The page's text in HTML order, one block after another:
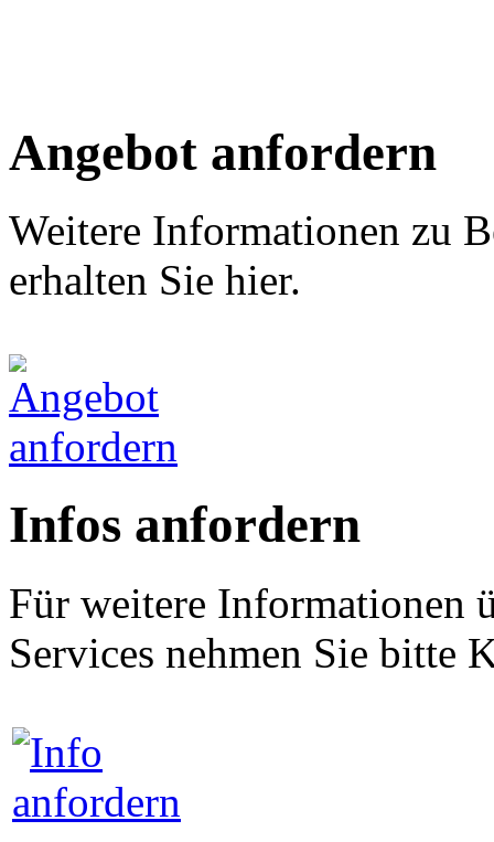
Angebot anfordern
Weitere Informationen zu
erhalten Sie hier.
Infos anfordern
Für weitere Informationen
Services nehmen Sie bitte